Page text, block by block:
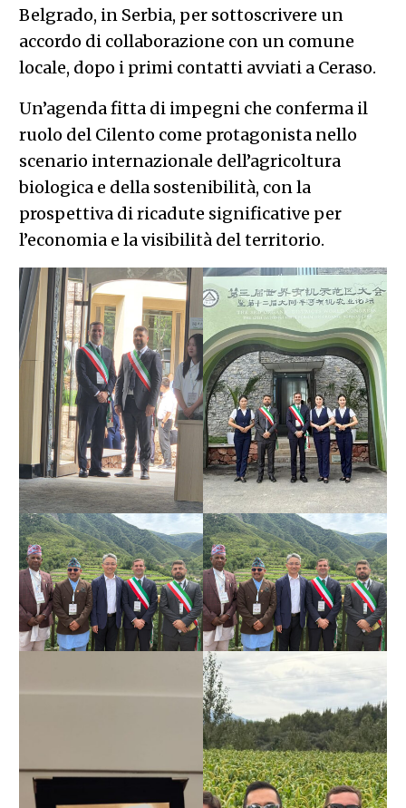
Belgrado, in Serbia, per sottoscrivere un
accordo di collaborazione con un comune
locale, dopo i primi contatti avviati a Ceraso.
Un’agenda fitta di impegni che conferma il
ruolo del Cilento come protagonista nello
scenario internazionale dell’agricoltura
biologica e della sostenibilità, con la
prospettiva di ricadute significative per
l’economia e la visibilità del territorio.